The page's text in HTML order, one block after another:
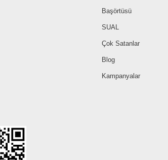
Başörtüsü
SUAL
Çok Satanlar
Blog
Kampanyalar